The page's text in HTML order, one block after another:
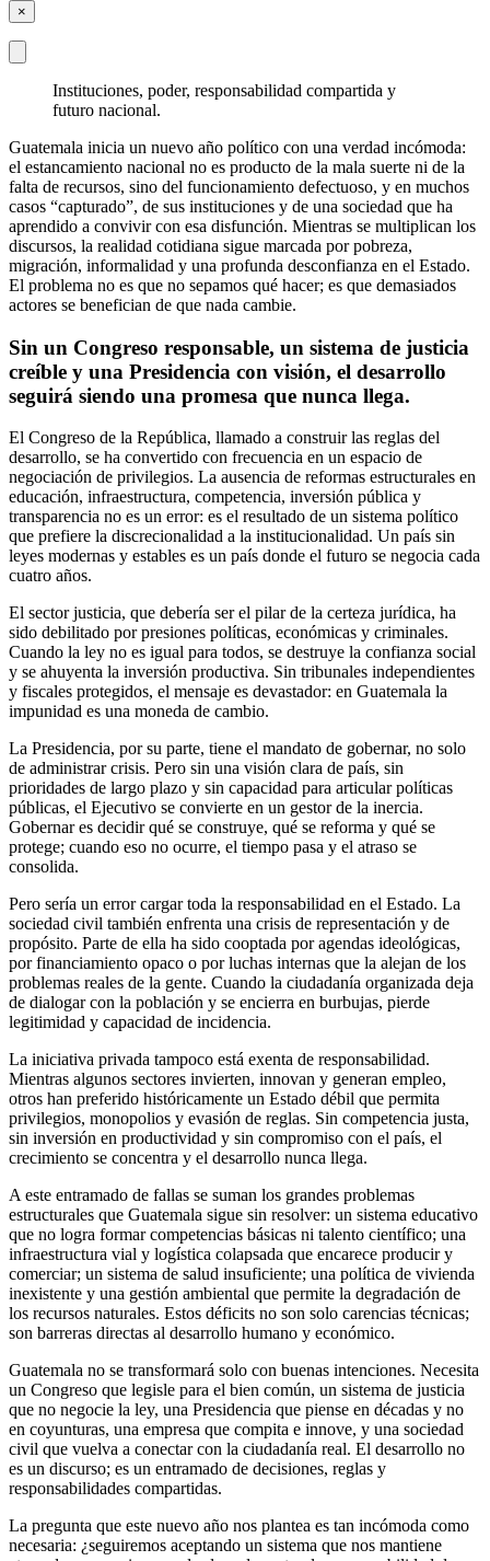
×
Instituciones, poder, responsabilidad compartida y
futuro nacional.
Guatemala inicia un nuevo año político con una verdad incómoda:
el estancamiento nacional no es producto de la mala suerte ni de la
falta de recursos, sino del funcionamiento defectuoso, y en muchos
casos “capturado”, de sus instituciones y de una sociedad que ha
aprendido a convivir con esa disfunción. Mientras se multiplican los
discursos, la realidad cotidiana sigue marcada por pobreza,
migración, informalidad y una profunda desconfianza en el Estado.
El problema no es que no sepamos qué hacer; es que demasiados
actores se benefician de que nada cambie.
Sin un Congreso responsable, un sistema de justicia
creíble y una Presidencia con visión, el desarrollo
seguirá siendo una promesa que nunca llega.
El Congreso de la República, llamado a construir las reglas del
desarrollo, se ha convertido con frecuencia en un espacio de
negociación de privilegios. La ausencia de reformas estructurales en
educación, infraestructura, competencia, inversión pública y
transparencia no es un error: es el resultado de un sistema político
que prefiere la discrecionalidad a la institucionalidad. Un país sin
leyes modernas y estables es un país donde el futuro se negocia cada
cuatro años.
El sector justicia, que debería ser el pilar de la certeza jurídica, ha
sido debilitado por presiones políticas, económicas y criminales.
Cuando la ley no es igual para todos, se destruye la confianza social
y se ahuyenta la inversión productiva. Sin tribunales independientes
y fiscales protegidos, el mensaje es devastador: en Guatemala la
impunidad es una moneda de cambio.
La Presidencia, por su parte, tiene el mandato de gobernar, no solo
de administrar crisis. Pero sin una visión clara de país, sin
prioridades de largo plazo y sin capacidad para articular políticas
públicas, el Ejecutivo se convierte en un gestor de la inercia.
Gobernar es decidir qué se construye, qué se reforma y qué se
protege; cuando eso no ocurre, el tiempo pasa y el atraso se
consolida.
Pero sería un error cargar toda la responsabilidad en el Estado. La
sociedad civil también enfrenta una crisis de representación y de
propósito. Parte de ella ha sido cooptada por agendas ideológicas,
por financiamiento opaco o por luchas internas que la alejan de los
problemas reales de la gente. Cuando la ciudadanía organizada deja
de dialogar con la población y se encierra en burbujas, pierde
legitimidad y capacidad de incidencia.
La iniciativa privada tampoco está exenta de responsabilidad.
Mientras algunos sectores invierten, innovan y generan empleo,
otros han preferido históricamente un Estado débil que permita
privilegios, monopolios y evasión de reglas. Sin competencia justa,
sin inversión en productividad y sin compromiso con el país, el
crecimiento se concentra y el desarrollo nunca llega.
A este entramado de fallas se suman los grandes problemas
estructurales que Guatemala sigue sin resolver: un sistema educativo
que no logra formar competencias básicas ni talento científico; una
infraestructura vial y logística colapsada que encarece producir y
comerciar; un sistema de salud insuficiente; una política de vivienda
inexistente y una gestión ambiental que permite la degradación de
los recursos naturales. Estos déficits no son solo carencias técnicas;
son barreras directas al desarrollo humano y económico.
Guatemala no se transformará solo con buenas intenciones. Necesita
un Congreso que legisle para el bien común, un sistema de justicia
que no negocie la ley, una Presidencia que piense en décadas y no
en coyunturas, una empresa que compita e innove, y una sociedad
civil que vuelva a conectar con la ciudadanía real. El desarrollo no
es un discurso; es un entramado de decisiones, reglas y
responsabilidades compartidas.
La pregunta que este nuevo año nos plantea es tan incómoda como
necesaria: ¿seguiremos aceptando un sistema que nos mantiene